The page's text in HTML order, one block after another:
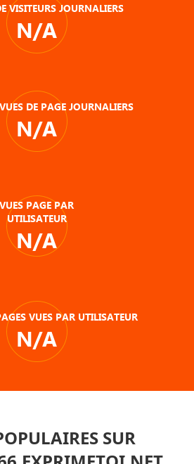
VISITEURS JOURNALIERS
N/A
DE PAGE JOURNALIERS
N/A
VUES PAGE PAR
UTILISATEUR
N/A
VUES PAR UTILISATEUR
N/A
SUR